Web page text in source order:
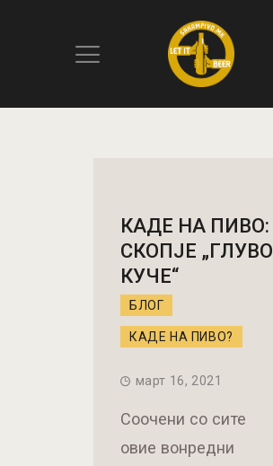
ПИВОТЕКА
РЕЦЕНЗИИ
КАДЕ НА ПИВО:
СКОПЈЕ „ГЛУВО
КУЧЕ“
БЛОГ
КАДЕ НА ПИВО?
март 16, 2021
Соочени со сите
овие вонредни